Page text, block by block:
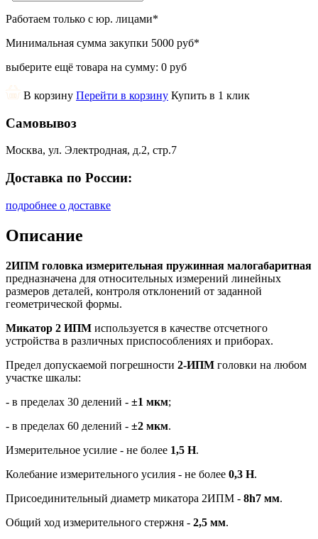
Работаем только с юр. лицами*
Минимальная сумма закупки 5000 руб*
выберите ещё товара на сумму: 0 руб
В корзину Перейти в корзину Купить в 1 клик
Самовывоз
Москва, ул. Электродная, д.2, стр.7
Доставка по России:
подробнее о доставке
Описание
2ИПМ головка измерительная пружинная малогабаритная
предназначена для относительных измерений линейных
размеров деталей, контроля отклонений от заданной
геометрической формы.
Микатор 2 ИПМ используется в качестве отсчетного
устройства в различных приспособлениях и приборах.
Предел допускаемой погрешности 2-ИПМ головки на любом
участке шкалы:
- в пределах 30 делений - ±1 мкм;
- в пределах 60 делений - ±2 мкм.
Измерительное усилие - не более 1,5 Н.
Колебание измерительного усилия - не более 0,3 Н.
Присоединительный диаметр микатора 2ИПМ - 8h7 мм.
Общий ход измерительного стержня - 2,5 мм.